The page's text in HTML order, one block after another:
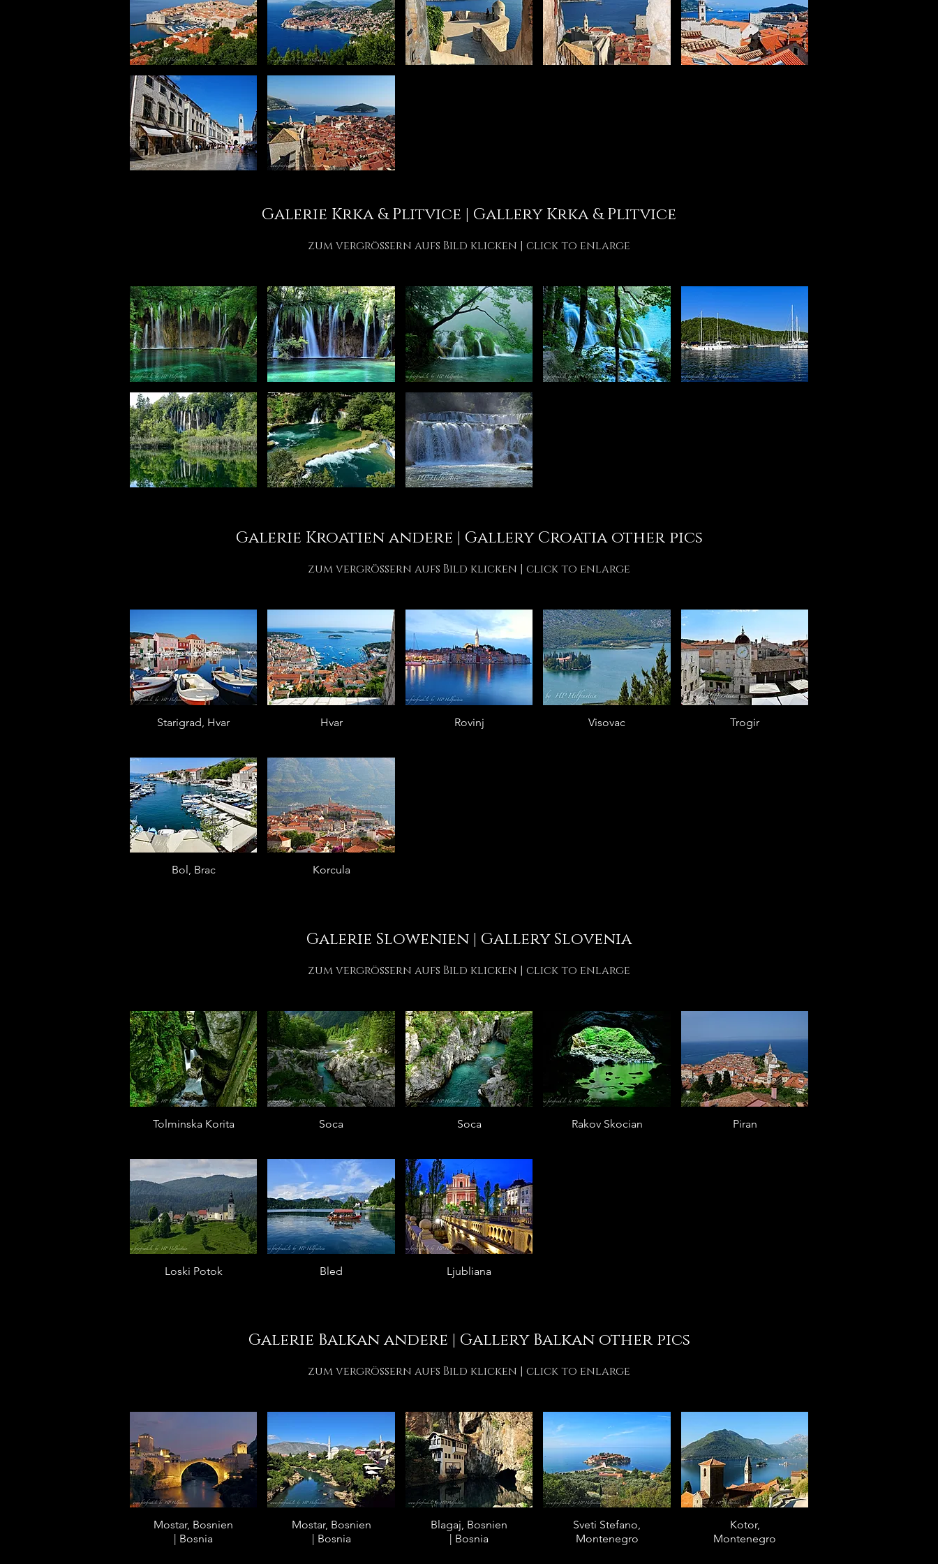
Galerie Krka & Plitvice | Gallery Krka &Plitvice
zum vergrössern aufs Bild klicken | click to enlarge
Galerie Kroatien andere | Gallery Croatia other pics
zum vergrössern aufs Bild klicken | click to enlarge
Starigrad, Hvar Hvar Rovinj Visovac Trogir
Bol, Brac Korcula
Galerie Slowenien | Gallery Slovenia
zum vergrössern aufs Bild klicken | click to enlarge
Tolminska Korita Soca Soca Rakov Skocian Piran
Loski Potok Bled Ljubliana
Galerie Balkan andere | Gallery Balkan other pics
zum vergrössern aufs Bild klicken | click to enlarge
Mostar, Bosnien
| Bosnia
Mostar, Bosnien
| Bosnia
Blagaj, Bosnien
| Bosnia
Sveti Stefano,
Montenegro
Kotor,
Montenegro